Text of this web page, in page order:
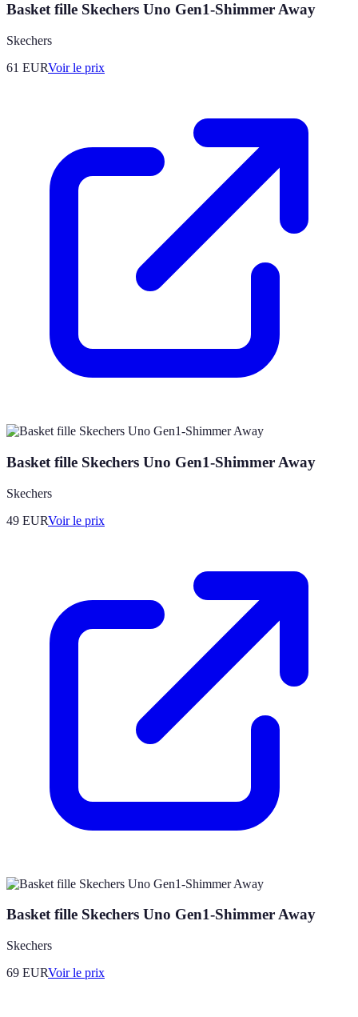
Basket fille Skechers Uno Gen1-Shimmer Away
Skechers
61 EURVoir le prix
Basket fille Skechers Uno Gen1-Shimmer Away
Skechers
49 EURVoir le prix
Basket fille Skechers Uno Gen1-Shimmer Away
Skechers
69 EURVoir le prix